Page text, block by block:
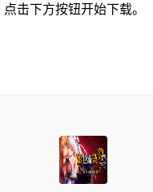
击下方按钮开始下载。